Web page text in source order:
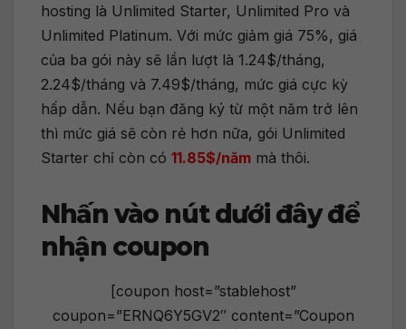
hosting là Unlimited Starter, Unlimited Pro và
Unlimited Platinum. Với mức giảm giá 75%, giá
của ba gói này sẽ lần lượt là 1.24$/tháng,
2.24$/tháng và 7.49$/tháng, mức giá cực kỳ
hấp dẫn. Nếu bạn đăng ký từ một năm trở lên
thì mức giá sẽ còn rẻ hơn nữa, gói Unlimited
Starter chỉ còn có 11.85$/năm mà thôi.
Nhấn vào nút dưới đây để
nhận coupon
[coupon host=”stablehost”
coupon=”ERNQ6Y5GV2″ content=”Coupon